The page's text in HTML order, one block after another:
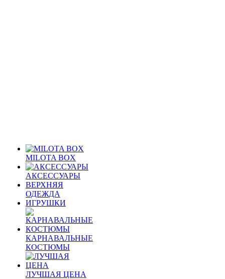
MILOTA BOX
АКСЕССУАРЫ
ВЕРХНЯЯ
ОДЕЖДА
ИГРУШКИ
КАРНАВАЛЬНЫЕ
КОСТЮМЫ
ЛУЧШАЯ ЦЕНА